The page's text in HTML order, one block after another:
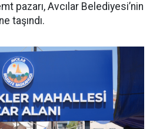
pazarı, Avcılar Belediyesi’nin
taşındı.